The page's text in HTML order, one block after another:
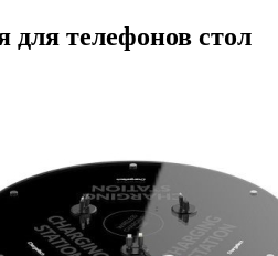
для телефонов стол